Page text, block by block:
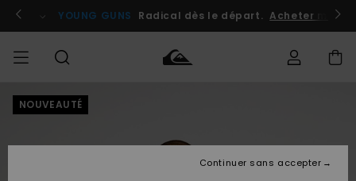
l'information
le
Se connecter / s'inscrire
YOUNG GUNS Radical dès le départ. Acheter
HOMME
Homme
Homme
NOUVEAUTÉ
Continuer sans accepter